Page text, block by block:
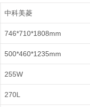
中科美菱
746*710*1808mm
500*460*1235mm
255W
270L